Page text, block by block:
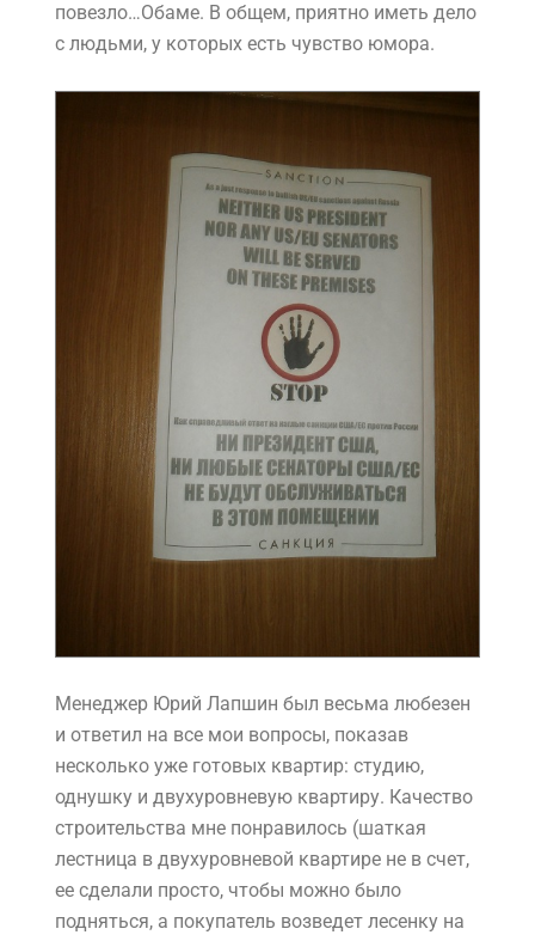
повезло…Обаме. В общем, приятно иметь дело
с людьми, у которых есть чувство юмора.
Менеджер Юрий Лапшин был весьма любезен
и ответил на все мои вопросы, показав
несколько уже готовых квартир: студию,
однушку и двухуровневую квартиру. Качество
строительства мне понравилось (шаткая
лестница в двухуровневой квартире не в счет,
ее сделали просто, чтобы можно было
подняться, а покупатель возведет лесенку на